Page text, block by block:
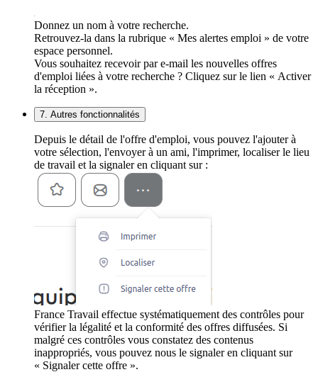
Donnez un nom à votre recherche.
Retrouvez-la dans la rubrique « Mes alertes emploi » de votre
espace personnel.
Vous souhaitez recevoir par e-mail les nouvelles offres
d'emploi liées à votre recherche ? Cliquez sur le lien « Activer
la réception ».
7. Autres fonctionnalités
Depuis le détail de l'offre d'emploi, vous pouvez l'ajouter à
votre sélection, l'envoyer à un ami, l'imprimer, localiser le lieu
de travail et la signaler en cliquant sur :
France Travail effectue systématiquement des contrôles pour
vérifier la légalité et la conformité des offres diffusées. Si
malgré ces contrôles vous constatez des contenus
inappropriés, vous pouvez nous le signaler en cliquant sur
« Signaler cette offre ».